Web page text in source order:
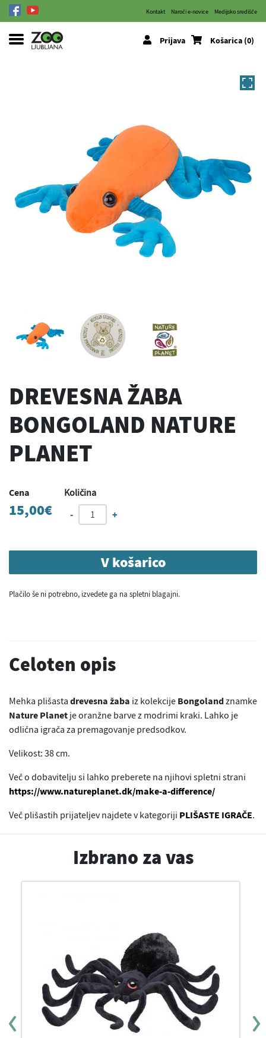
Kontakt Naroči e-novice Medijsko središče
Prijava Košarica (0)
DREVESNA ŽABA
BONGOLAND NATURE
PLANET
Cena
15,00€
Količina
-
+
V košarico
Plačilo še ni potrebno, izvedete ga na spletni blagajni.
Celoten opis
Mehka plišasta drevesna žaba iz kolekcije Bongoland znamke
Nature Planet je oranžne barve z modrimi kraki. Lahko je
odlična igrača za premagovanje predsodkov.
Velikost: 38 cm.
Več o dobavitelju si lahko preberete na njihovi spletni strani
https://www.natureplanet.dk/make-a-difference/
Več plišastih prijateljev najdete v kategoriji PLIŠASTE IGRAČE.
Izbrano za vas